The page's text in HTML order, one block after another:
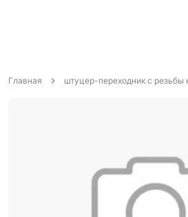
Главная